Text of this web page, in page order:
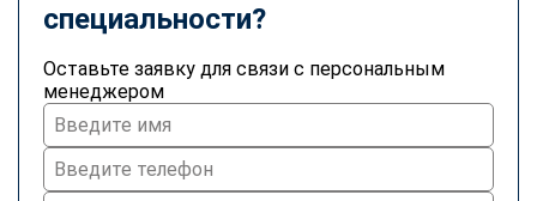
специальности?
Оставьте заявку для связи с персональным
менеджером